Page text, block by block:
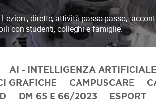
dirette, attività passo-passo,
con studenti, colleghi e famiglie.
AI - INTELLIGENZA
GRAFICHE CAMPUSCARE
DM 65 E 66/2023 ESPORT